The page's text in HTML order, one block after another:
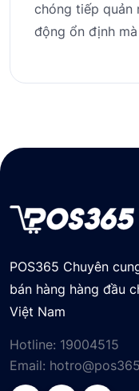
chóng tiếp quản
động ổn định
POS365 Chuyên
bán hàng hàng đầu
Việt Nam
Hotline: 19004515
Email: